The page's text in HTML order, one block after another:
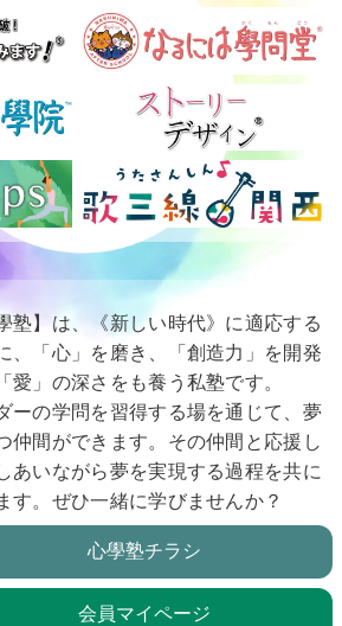
塾】は、《新しい時代》に適応する
、「心」を磨き、「創造力」を開発
愛」の深さをも養う私塾です。
ーの学問を習得する場を通じて、夢
仲間ができます。その仲間と応援し
あいながら夢を実現する過程を共に
す。ぜひ一緒に学びませんか？
心學塾チラシ
会員マイページ